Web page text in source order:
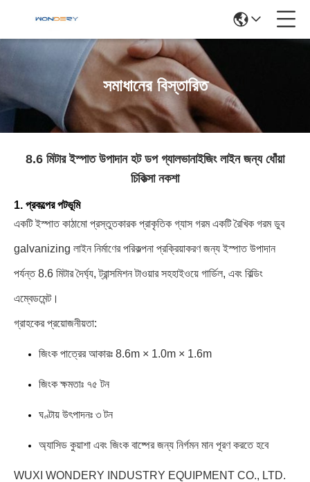
সমাধানের বিস্তারিত
8.6 মিটার ইস্পাত উপাদান হট ডপ গ্যালভানাইজিং লাইন জন্য ধোঁয়া
চিকিত্সা নকশা
1. প্রকল্পের পটভূমি
একটি ইস্পাত কাঠামো প্রস্তুতকারক প্রাকৃতিক গ্যাস গরম একটি রৈখিক গরম ডুব
galvanizing লাইন নির্মাণের পরিকল্পনা প্রক্রিয়াকরণ জন্য ইস্পাত উপাদান
পর্যন্ত 8.6 মিটার দৈর্ঘ্য, ট্রান্সমিশন টাওয়ার সহহাইওয়ে গার্ডিল, এবং বিল্ডিং
এম্বেডমেন্ট।
গ্রাহকের প্রয়োজনীয়তা:
জিংক পাত্রের আকারঃ 8.6m × 1.0m × 1.6m
জিংক ক্ষমতাঃ ৭৫ টন
ঘণ্টায় উৎপাদনঃ ৩ টন
অ্যাসিড কুয়াশা এবং জিংক বাষ্পের জন্য নির্গমন মান পূরণ করতে হবে
WUXI WONDERY INDUSTRY EQUIPMENT CO., LTD.